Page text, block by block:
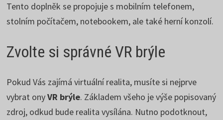
Tento doplněk se propojuje s mobilním telefonem,
stolním počítačem, notebookem, ale také herní konzolí.
Zvolte si správné VR brýle
Pokud Vás zajímá virtuální realita, musíte si nejprve
vybrat onyVR brýle. Základem všeho je výše popisovaný
zdroj, odkud bude realita vysílána. Nutno podotknout,